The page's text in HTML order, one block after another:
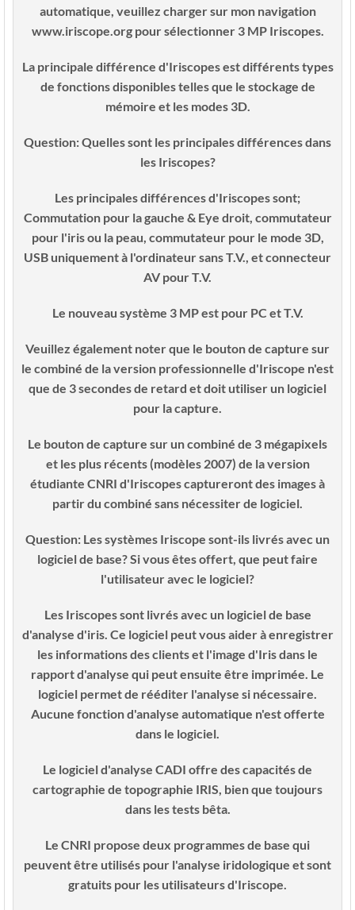
automatique, veuillez charger sur mon navigation
www.iriscope.org pour sélectionner 3 MP Iriscopes.
La principale différence d'Iriscopes est différents types
de fonctions disponibles telles que le stockage de
mémoire et les modes 3D.
Question:Quelles sont les principales différences dans
les Iriscopes?
Les principales différences d'Iriscopes sont;
Commutation pour la gauche & Eye droit, commutateur
pour l'iris ou la peau, commutateur pour le mode 3D,
USB uniquement à l'ordinateur sans T.V., et connecteur
AV pour T.V.
Le nouveau système 3 MP est pour PC et T.V.
Veuillez également noter que le bouton de capture sur
le combiné de la version professionnelle d'Iriscope n'est
que de 3 secondes de retard et doit utiliser un logiciel
pour la capture.
Le bouton de capture sur un combiné de 3 mégapixels
et les plus récents (modèles 2007) de la version
étudiante CNRI d'Iriscopes captureront des images à
partir du combiné sans nécessiter de logiciel.
Question: Les systèmes Iriscope sont-ils livrés avec un
logiciel de base? Si vous êtes offert, que peut faire
l'utilisateur avec le logiciel?
Les Iriscopes sont livrés avec un logiciel de base
d'analyse d'iris. Ce logiciel peut vous aider à enregistrer
les informations des clients et l'image d'Iris dans le
rapport d'analyse qui peut ensuite être imprimée. Le
logiciel permet de rééditer l'analyse si nécessaire.
Aucune fonction d'analyse automatique n'est offerte
dans le logiciel.
Le logiciel d'analyse CADI offre des capacités de
cartographie de topographie IRIS, bien que toujours
dans les tests bêta.
Le CNRI propose deux programmes de base qui
peuvent être utilisés pour l'analyse iridologique et sont
gratuits pour les utilisateurs d'Iriscope.